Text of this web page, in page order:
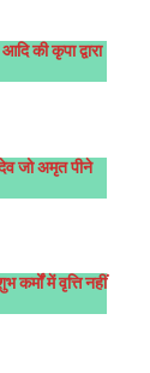
की कृपा द्वारा
जो अमृत पीने
में वृत्ति नहीं